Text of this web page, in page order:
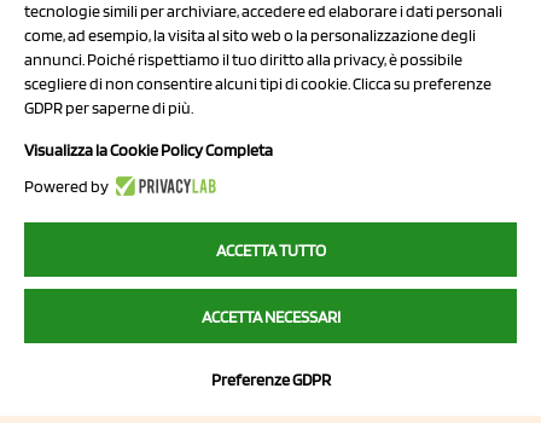
Via Prov.le Sassuolo Vignola 315/1
41057 Spilamberto (MO)
P.I/C.F. 01041460369
REA: MO 208553
tecnologie simili per archiviare, accedere ed elaborare i dati personali
come, ad esempio, la visita al sito web o la personalizzazione degli
annunci. Poiché rispettiamo il tuo diritto alla privacy, è possibile
scegliere di non consentire alcuni tipi di cookie. Clicca su preferenze
GDPR per saperne di più.
Visualizza la Cookie Policy Completa
Powered by
ACCETTA TUTTO
ACCETTA NECESSARI
Preferenze GDPR